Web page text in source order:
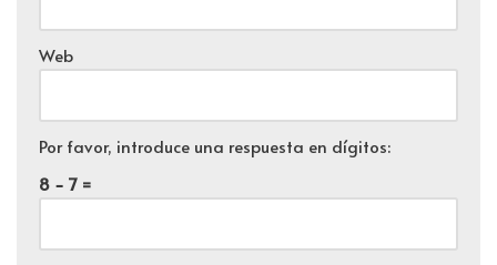
Web
Por favor, introduce una respuesta en dígitos:
8 − 7 =